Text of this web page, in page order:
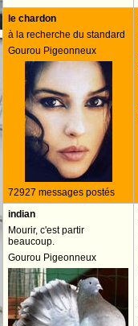
le chardon
à la recherche du standard
Gourou Pigeonneux
72927 messages postés
indian
Mourir, c'est partir
beaucoup.
Gourou Pigeonneux